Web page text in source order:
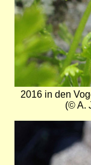
2016 in den
(© A.